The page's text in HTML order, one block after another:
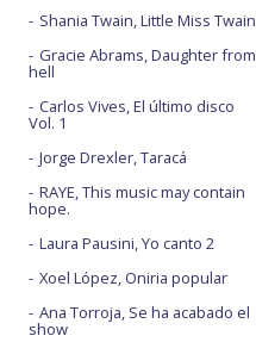
Shania Twain, Little Miss Twain
Gracie Abrams, Daughter from
hell
Carlos Vives, El último disco
Vol. 1
Jorge Drexler, Taracá
RAYE, This music may contain
hope.
Laura Pausini, Yo canto 2
Xoel López, Oniria popular
Ana Torroja, Se ha acabado el
show